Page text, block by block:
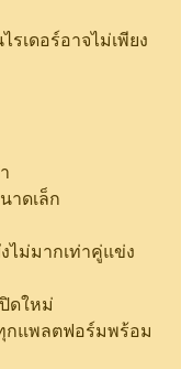
เดอร์อาจไม่เพียง
าดเล็ก
ไม่มากเท่าคู่แข่ง
ดใหม่
กแพลตฟอร์มพร้อม